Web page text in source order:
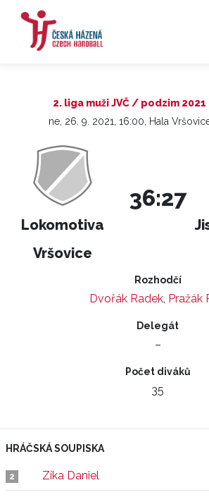
2. liga muži JVČ / podzim 2021
ne, 26. 9. 2021, 16:00, Hala
Lokomotiva
Vršovice
36:27
Rozhodčí
Dvořák Radek, Pražák
Delegát
–
Počet diváků
35
HRÁČSKÁ SOUPISKA
2 Zíka Daniel